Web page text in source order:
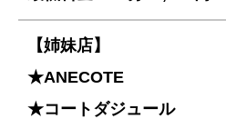
【姉妹店】
★ANECOTE
★コートダジュール